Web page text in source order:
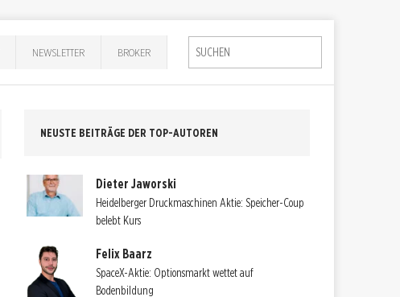
NEWSLETTER BROKER
NEUSTE BEITRÄGE DER TOP-AUTOREN
Dieter Jaworski
Heidelberger Druckmaschinen Aktie: Speicher-Coup
belebt Kurs
Felix Baarz
SpaceX-Aktie: Optionsmarkt wettet auf
Bodenbildung